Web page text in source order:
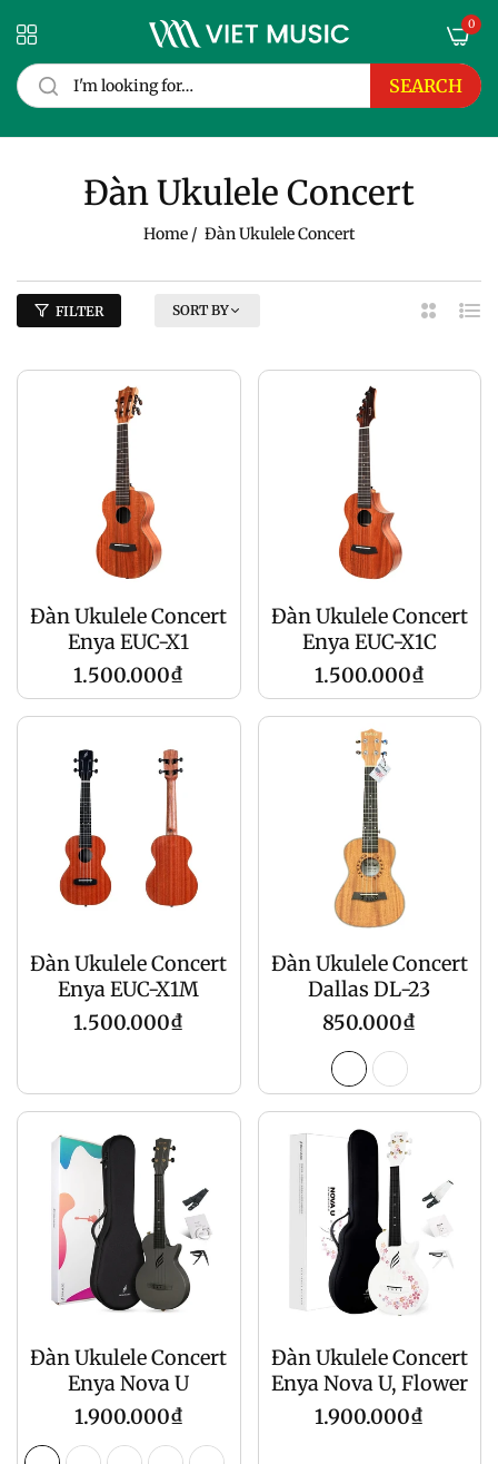
SEARCH
0
Đàn Ukulele Concert
Home / Đàn Ukulele Concert
FILTER SORT BY
2
List
Đàn Ukulele Concert
Enya EUC-X1
Regular
1.500.000₫
Đàn Ukulele Concert
Enya EUC-X1C
Regular
1.500.000₫
Đàn Ukulele Concert
Enya EUC-X1M
Regular
1.500.000₫
Đàn Ukulele Concert
Dallas DL-23
Regular
price
850.000₫
Đàn Ukulele Concert
Enya Nova U
Regular
price
1.900.000₫
Đàn Ukulele Concert
Enya Nova U, Flower
Regular
1.900.000₫